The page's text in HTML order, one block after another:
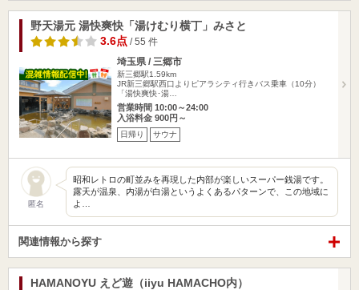
野天湯元 湯快爽快「湯けむり横丁」みさと
3.6点 / 55 件
埼玉県 / 三郷市
新三郷駅1.59km
JR新三郷駅西口よりピアラシティ行きバス乗車（10分）
「湯快爽快･湯…
営業時間 10:00～24:00
入浴料金 900円～
日帰り サウナ
匿名
昭和レトロの町並みを再現した内部が楽しいスーパー銭湯です。
露天が温泉、内湯が白湯というよくあるパターンで、この地域に
よ…
関連情報から探す
HAMANOYU えど遊（iiyu HAMACHO内）